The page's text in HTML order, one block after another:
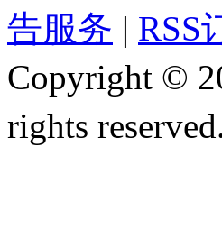
告服务 | RSS
Copyright ©
rights